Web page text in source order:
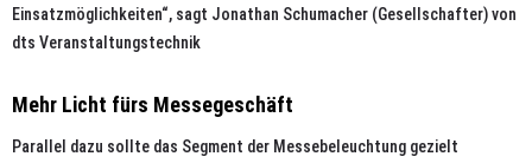
Einsatzmöglichkeiten“, sagt Jonathan Schumacher (Gesellschafter) von
dts Veranstaltungstechnik
Mehr Licht fürs Messegeschäft
Parallel dazu sollte das Segment der Messebeleuchtung gezielt